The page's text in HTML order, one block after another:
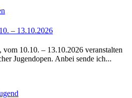
– 13.10.2026
vom 10.10. – 13.10.2026 veranstalten
Jugendopen. Anbei sende ich...